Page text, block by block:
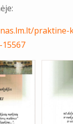
praktine-